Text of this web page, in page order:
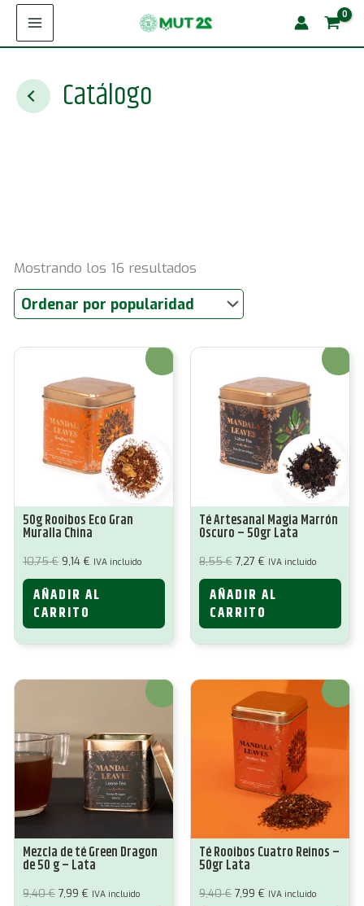
Catálogo
Mostrando los 16 resultados
popularidad
¡Oferta!
50g Rooibos Eco Gran
Muralla China
10,75€ El
original
era:
10,75 €.
9,14 € El
actual
es:
9,14 €.
IVA incluido
AÑADIR AL
CARRITO
¡Oferta!
Té Artesanal Magia Marrón
Oscuro – 50gr Lata
8,55€ El
original
era:
8,55 €.
7,27 € El
actual
es:
7,27 €.
IVA incluido
AÑADIR AL
CARRITO
¡Oferta!
Mezcla de té Green Dragon
de 50 g – Lata
9,40€ El
7,99 € El
IVA incluido
¡Oferta!
Té Rooibos Cuatro Reinos –
50gr Lata
9,40€ El
7,99 € El
IVA incluido